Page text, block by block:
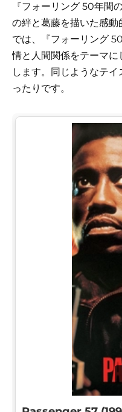
『フォーリング 50年間
の絆と葛藤を描いた感
では、『フォーリング
情と人間関係をテーマ
します。同じようなテ
ったりです。